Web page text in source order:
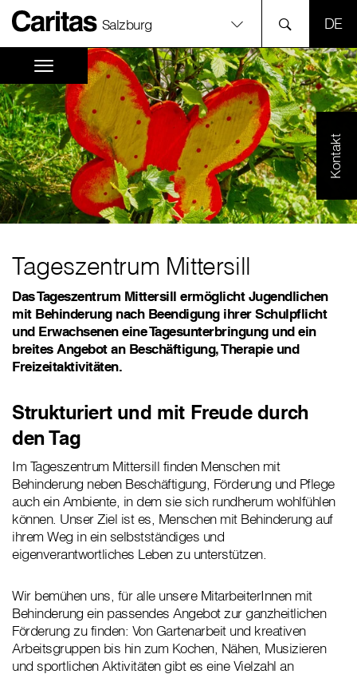
Salzburg
Kontakt
Tageszentrum Mittersill
Das Tageszentrum Mittersill ermöglicht Jugendlichen
mit Behinderung nach Beendigung ihrer Schulpflicht
und Erwachsenen eine Tagesunterbringung und ein
breites Angebot an Beschäftigung, Therapie und
Freizeitaktivitäten.
Strukturiert und mit Freude durch
den Tag
Im Tageszentrum Mittersill finden Menschen mit
Behinderung neben Beschäftigung, Förderung und Pflege
auch ein Ambiente, in dem sie sich rundherum wohlfühlen
können. Unser Ziel ist es, Menschen mit Behinderung auf
ihrem Weg in ein selbstständiges und
eigenverantwortliches Leben zu unterstützen.
Wir bemühen uns, für alle unsere MitarbeiterInnen mit
Behinderung ein passendes Angebot zur ganzheitlichen
Förderung zu finden: Von Gartenarbeit und kreativen
Arbeitsgruppen bis hin zum Kochen, Nähen, Musizieren
und sportlichen Aktivitäten gibt es eine Vielzahl an